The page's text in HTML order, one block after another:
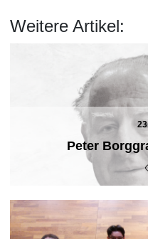
Weitere Artikel:
Peter